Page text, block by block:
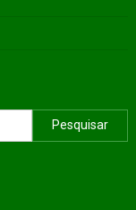
Pesquisar por: